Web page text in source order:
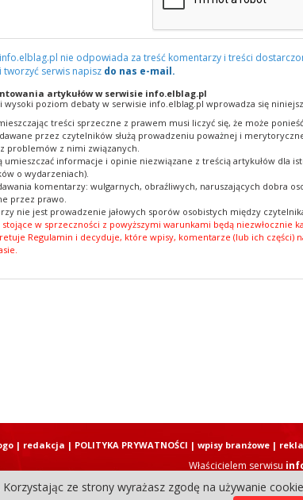
nie odpowiada za treść komentarzy i treści
tworzyć serwis napisz do nas e-mail.
artykułów w serwisie info.elblag.pl
wysoki poziom debaty w serwisie info.elblag.pl wprowadza się
treści sprzeczne z prawem musi liczyć się, że może
przez czytelników służą prowadzeniu poważnej i
problemów z nimi związanych.
umieszczać informacje i opinie niezwiązane z treścią artykułów dla
o wydarzeniach).
komentarzy: wulgarnych, obraźliwych, naruszających dobra
przez prawo.
nie jest prowadzenie jałowych sporów osobistych między
w sprzeczności z powyższymi warunkami będą niezwłocznie
Regulamin i decyduje, które wpisy, komentarze (lub ich części)
Właścicielem serwisu
Copyright © 2004-2026 Elbląski
| redakcja | POLITYKA PRYWATNOŚCI | wpisy branżowe|
Korzystając ze strony wyrażasz zgodę na używanie